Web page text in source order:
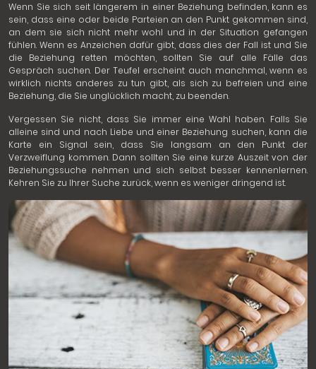
Wenn Sie sich seit längerem in einer Beziehung befinden, kann es
sein, dass eine oder beide Parteien an den Punkt gekommen sind,
an dem sie sich nicht mehr wohl und in der Situation gefangen
fühlen. Wenn es Anzeichen dafür gibt, dass dies der Fall ist und Sie
die Beziehung retten möchten, sollten Sie auf alle Fälle das
Gespräch suchen. Der Teufel erscheint auch manchmal, wenn es
wirklich nichts anderes zu tun gibt, als sich zu befreien und eine
Beziehung, die Sie unglücklich macht, zu beenden.
Vergessen Sie nicht, dass Sie immer eine Wahl haben. Falls Sie
alleine sind und nach Liebe und einer Beziehung suchen, kann die
Karte ein Signal sein, dass Sie langsam an den Punkt der
Verzweiflung kommen. Dann sollten Sie eine kurze Auszeit von der
Beziehungssuche nehmen und sich selbst besser kennenlernen.
Kehren Sie zu Ihrer Suche zurück, wenn es weniger dringend ist.